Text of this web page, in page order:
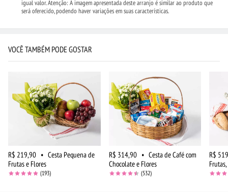
igual valor. Atenção: A imagem apresentada deste arranjo é similar ao produto que
será oferecido, podendo haver variações em suas características.
VOCÊ TAMBÉM PODE GOSTAR
R$ 219,90 • Cesta Pequena de
Frutas e Flores
(193)
R$ 314,90 • Cesta de Café com
Chocolate e Flores
(532)
R$